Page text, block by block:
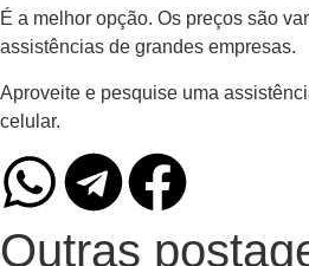
É a melhor opção. Os preços são
assistências de grandes empresas.
Aproveite e pesquise uma
celular.
Outras